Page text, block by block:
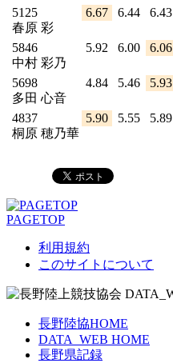
5125
春原 彩
6.67 6.44 6.43
5846
中村 彩乃
5.92 6.00 6.06
5698
多田 心音
4.84 5.46 5.93
4837
桐原 穂乃華
5.90 5.55 5.89
PAGETOP
利用規約
このサイトについて
長野陸協HOME
DATA_WEB HOME
長野県記録